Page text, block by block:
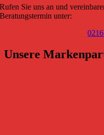
Rufen Sie uns an und
Beratungstermin unter:
Unsere